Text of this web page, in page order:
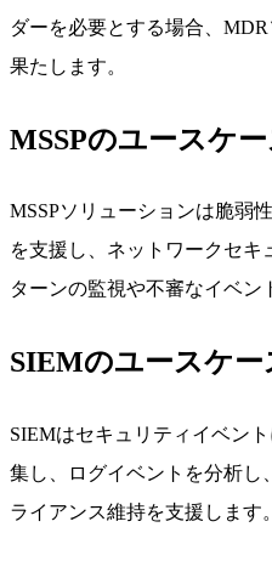
ダーを必要とする場合、
果たします。
MSSPのユースケー
MSSPソリューションは脆弱
を支援し、ネットワークセ
ターンの監視や不審なイベン
SIEMのユースケー
SIEMはセキュリティイベン
集し、ログイベントを分析し
ライアンス維持を支援します。